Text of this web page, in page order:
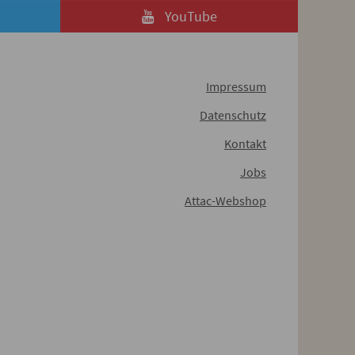
YouTube
Impressum
Datenschutz
Kontakt
Jobs
Attac-Webshop